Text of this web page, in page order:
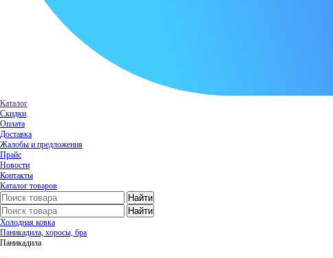
Каталог
Скидки
Оплата
Доставка
Жалобы и предложения
Прайс
Новости
Контакты
Каталог товаров
Холодная ковка
Паникадила, хоросы, бра
Паникадила